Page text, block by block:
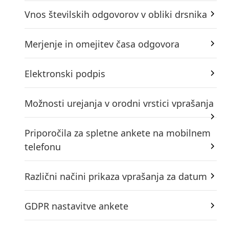
Vnos številskih odgovorov v obliki drsnika
Merjenje in omejitev časa odgovora
Elektronski podpis
Možnosti urejanja v orodni vrstici vprašanja
Priporočila za spletne ankete na mobilnem
telefonu
Različni načini prikaza vprašanja za datum
GDPR nastavitve ankete